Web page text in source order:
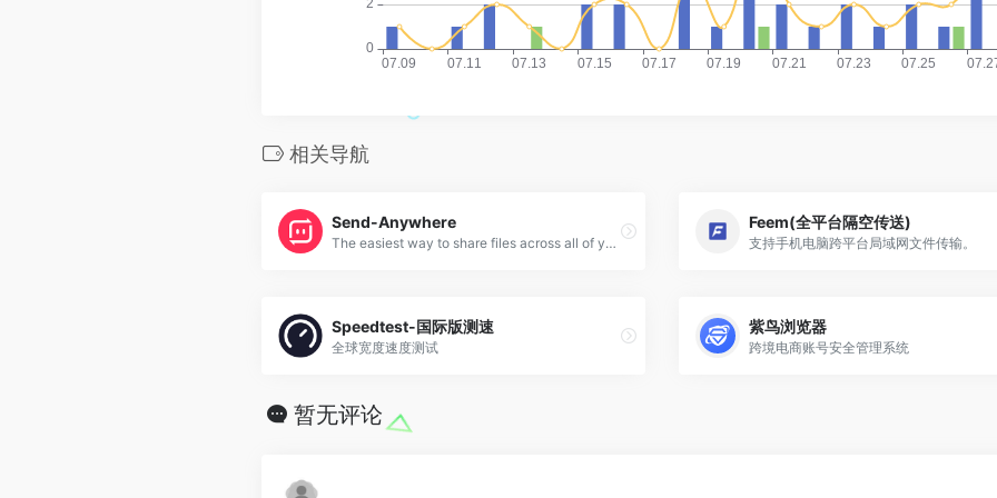
相关导航
Send-Anywhere
The easiest way to share files across all of your devices. Send files of any size and type, as many times as you want, all for free!
Feem(全平台隔空传送)
支持手机电脑跨平台局域网文件传输。
Speedtest-国际版测速
全球宽度速度测试
紫鸟浏览器
跨境电商账号安全管理系统
暂无评论